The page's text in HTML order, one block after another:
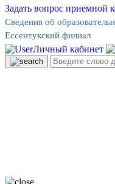
Задать вопрос приемной
Сведения об
Ессентукский филиал
Личный кабинет